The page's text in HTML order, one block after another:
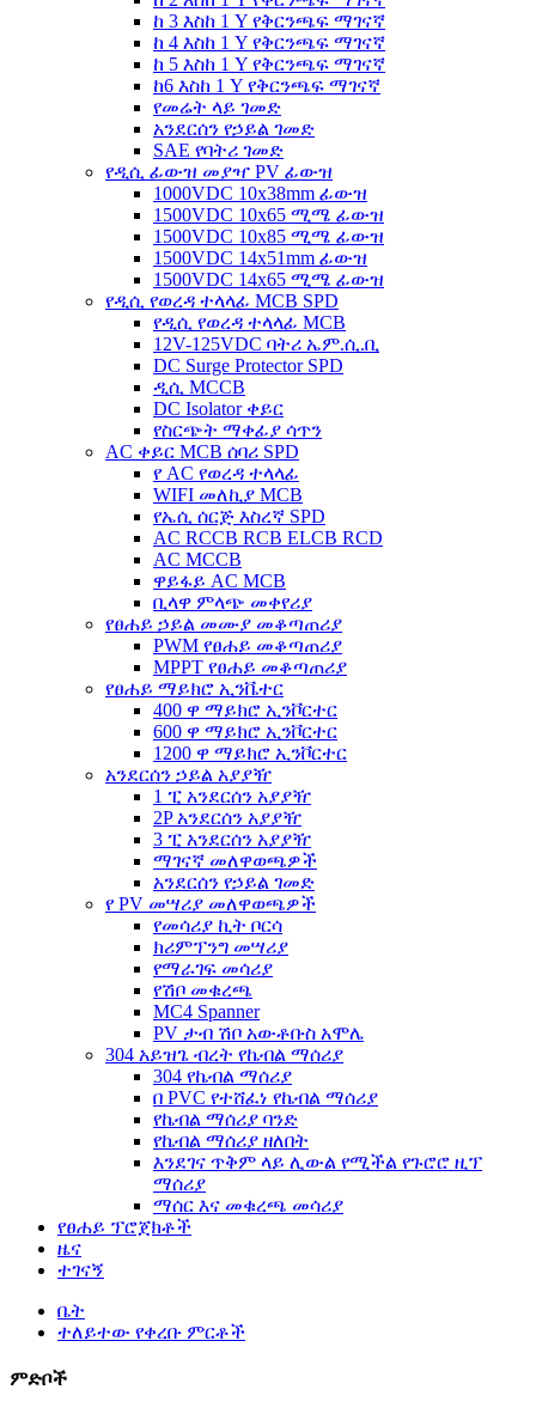
ከ 3 እስከ 1 Y የቅርንጫፍ ማገናኛ
ከ 4 እስከ 1 Y የቅርንጫፍ ማገናኛ
ከ 5 እስከ 1 Y የቅርንጫፍ ማገናኛ
ከ6 እስከ 1 Y የቅርንጫፍ ማገናኛ
የመሬት ላይ ገመድ
አንደርሰን የኃይል ገመድ
SAE የባትሪ ገመድ
የዲሲ ፊውዝ መያዣ PV ፊውዝ
1000VDC 10x38mm ፊውዝ
1500VDC 10x65 ሚሜ ፊውዝ
1500VDC 10x85 ሚሜ ፊውዝ
1500VDC 14x51mm ፊውዝ
1500VDC 14x65 ሚሜ ፊውዝ
የዲሲ የወረዳ ተላላፊ MCB SPD
የዲሲ የወረዳ ተላላፊ MCB
12V-125VDC ባትሪ ኤም.ሲ.ቢ
DC Surge Protector SPD
ዲሲ MCCB
DC Isolator ቀይር
የስርጭት ማቀፊያ ሳጥን
AC ቀይር MCB ሰባሪ SPD
የ AC የወረዳ ተላላፊ
WIFI መለኪያ MCB
የኤሲ ሰርጅ እስረኛ SPD
AC RCCB RCB ELCB RCD
AC MCCB
ዋይፋይ AC MCB
ቢላዋ ምላጭ መቀየሪያ
የፀሐይ ኃይል መሙያ መቆጣጠሪያ
PWM የፀሐይ መቆጣጠሪያ
MPPT የፀሐይ መቆጣጠሪያ
የፀሐይ ማይክሮ ኢንቬተር
400 ዋ ማይክሮ ኢንቮርተር
600 ዋ ማይክሮ ኢንቮርተር
1200 ዋ ማይክሮ ኢንቮርተር
አንደርሰን ኃይል አያያዥ
1 ፒ አንደርሰን አያያዥ
2P አንደርሰን አያያዥ
3 ፒ አንደርሰን አያያዥ
ማገናኛ መለዋወጫዎች
አንደርሰን የኃይል ገመድ
የ PV መሣሪያ መለዋወጫዎች
የመሳሪያ ኪት ቦርሳ
ክሪምፕንግ መሣሪያ
የማራገፍ መሳሪያ
የሽቦ መቁረጫ
MC4 Spanner
PV ታብ ሽቦ አውቶቡስ አሞሌ
304 አይዝጌ ብረት የኬብል ማሰሪያ
304 የኬብል ማሰሪያ
በ PVC የተሸፈነ የኬብል ማሰሪያ
የኬብል ማሰሪያ ባንድ
የኬብል ማሰሪያ ዘለበት
እንደገና ጥቅም ላይ ሊውል የሚችል የጉሮሮ ዚፕ
ማሰሪያ
ማሰር እና መቁረጫ መሳሪያ
የፀሐይ ፕሮጀክቶች
ዜና
ተገናኝ
ቤት
ተለይተው የቀረቡ ምርቶች
ምድቦች